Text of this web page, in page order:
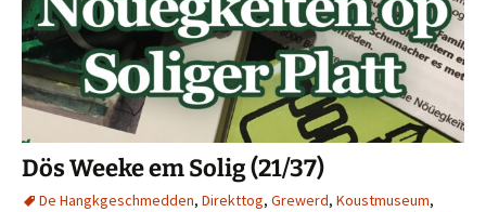
Dös Weeke em Solig (21/37)
De Hangkgeschmedden, Direkttog, Grewerd, Koustmuseum,